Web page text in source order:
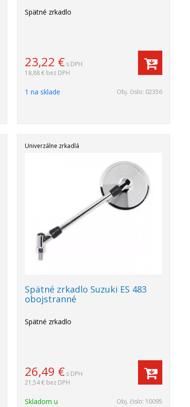
Spätné zrkadlo
23,22 € s DPH
18,88 € bez DPH
1 na sklade Obj. čislo: 02356
Univerzálne zrkadlá
Spätné zrkadlo Suzuki ES 483
obojstranné
Spätné zrkadlo
26,49 € s DPH
21,54 € bez DPH
Skladom u
Obj. čislo: 10095